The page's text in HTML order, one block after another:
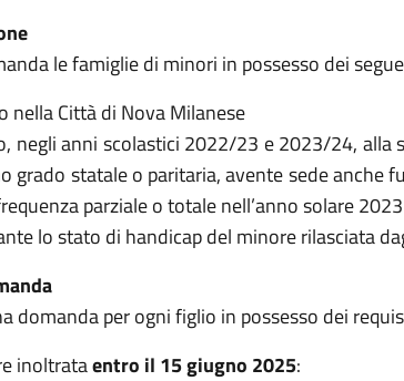
le famiglie di minori in possesso dei
nella Città di Nova Milanese
negli anni scolastici 2022/23 e 2023/24, alla
grado statale o paritaria, avente sede anche
parziale o totale nell’anno solare 2023
lo stato di handicap del minore rilasciata
domanda per ogni figlio in possesso dei
inoltrataentro il 15 giugno 2025: